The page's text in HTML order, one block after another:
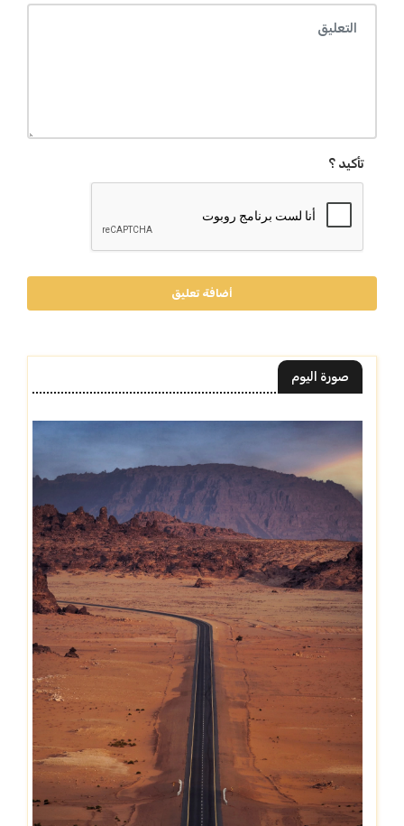
تأكيد ؟
أضافة تعليق
صورة اليوم